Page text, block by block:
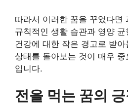
따라서 이러한 꿈을 꾸었다면
규칙적인 생활 습관과 영양
건강에 대한 작은 경고로 받
상태를 돌아보는 것이 매우
입니다.
전을 먹는 꿈의